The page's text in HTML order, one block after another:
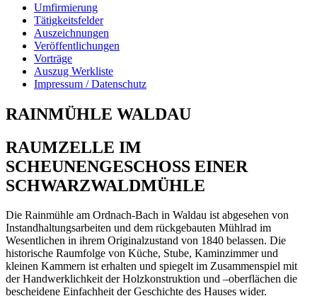
Umfirmierung
Tätigkeitsfelder
Auszeichnungen
Veröffentlichungen
Vorträge
Auszug Werkliste
Impressum / Datenschutz
RAINMÜHLE WALDAU
RAUMZELLE IM
SCHEUNENGESCHOSS EINER
SCHWARZWALDMÜHLE
Die Rainmühle am Ordnach-Bach in Waldau ist abgesehen von
Instandhaltungsarbeiten und dem rückgebauten Mühlrad im
Wesentlichen in ihrem Originalzustand von 1840 belassen. Die
historische Raumfolge von Küche, Stube, Kaminzimmer und
kleinen Kammern ist erhalten und spiegelt im Zusammenspiel mit
der Handwerklichkeit der Holzkonstruktion und –oberflächen die
bescheidene Einfachheit der Geschichte des Hauses wider.